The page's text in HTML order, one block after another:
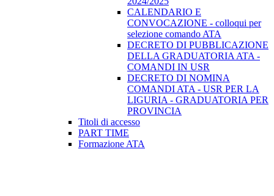
CALENDARIO E
CONVOCAZIONE - colloqui per
selezione comando ATA
DECRETO DI PUBBLICAZIONE
DELLA GRADUATORIA ATA -
COMANDI IN USR
DECRETO DI NOMINA
COMANDI ATA - USR PER LA
LIGURIA - GRADUATORIA PER
PROVINCIA
Titoli di accesso
PART TIME
Formazione ATA